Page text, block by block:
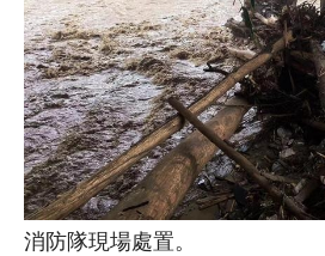
消防隊現場處置。